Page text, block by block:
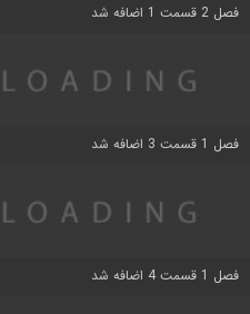
فصل 2 قسمت 1 اضافه شد
فصل 1 قسمت 3 اضافه شد
فصل 1 قسمت 4 اضافه شد